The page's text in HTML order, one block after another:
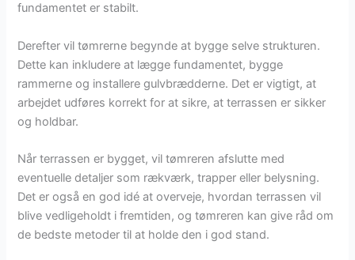
fundamentet er stabilt.
Derefter vil tømrerne begynde at bygge selve strukturen.
Dette kan inkludere at lægge fundamentet, bygge
rammerne og installere gulvbrædderne. Det er vigtigt, at
arbejdet udføres korrekt for at sikre, at terrassen er sikker
og holdbar.
Når terrassen er bygget, vil tømreren afslutte med
eventuelle detaljer som rækværk, trapper eller belysning.
Det er også en god idé at overveje, hvordan terrassen vil
blive vedligeholdt i fremtiden, og tømreren kan give råd om
de bedste metoder til at holde den i god stand.